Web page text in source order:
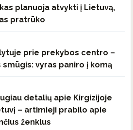
planuoja atvykti į Lietuvą,
pratrūko
prie prekybos centro –
vyras paniro į komą
detalių apie Kirgizijoje
– artimieji prabilo apie
ženklus